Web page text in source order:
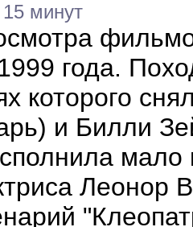
минут
года.
которого
и Билли
мало